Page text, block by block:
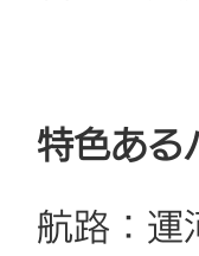
特色ある
航路：